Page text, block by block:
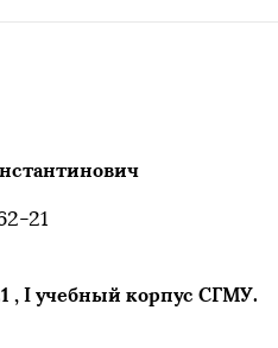
21
, I учебный корпус СГМУ.